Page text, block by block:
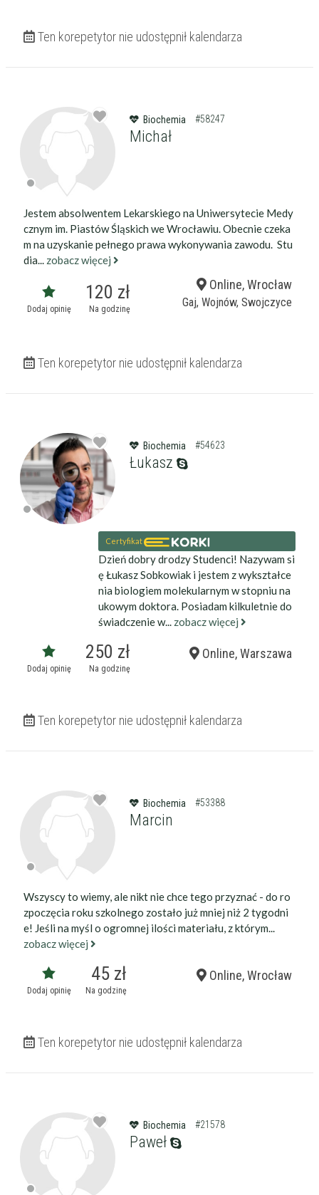
Filtry
Maksymalna cena
Ten korepetytor nie udostępnił kalendarza
Biochemia #58247
Michał
Jestem absolwentem Lekarskiego na Uniwersytecie Medy
cznym im. Piastów Śląskich we Wrocławiu. Obecnie czeka
m na uzyskanie pełnego prawa wykonywania zawodu. Stu
dia... zobacz więcej
Dodaj opinię
120 zł
Na godzinę
Online, Wrocław
Gaj, Wojnów, Swojczyce
Ten korepetytor nie udostępnił kalendarza
Biochemia #54623
Łukasz
Certyfikat
Dzień dobry drodzy Studenci! Nazywam si
ę Łukasz Sobkowiak i jestem z wykształce
nia biologiem molekularnym w stopniu na
ukowym doktora. Posiadam kilkuletnie do
świadczenie w... zobacz więcej
Dodaj opinię
250 zł
Na godzinę
Online, Warszawa
Ten korepetytor nie udostępnił kalendarza
Biochemia #53388
Marcin
Wszyscy to wiemy, ale nikt nie chce tego przyznać - do ro
zpoczęcia roku szkolnego zostało już mniej niż 2 tygodni
e! Jeśli na myśl o ogromnej ilości materiału, z którym...
zobacz więcej
Dodaj opinię
45 zł
Na godzinę
Online, Wrocław
Ten korepetytor nie udostępnił kalendarza
Biochemia #21578
Paweł